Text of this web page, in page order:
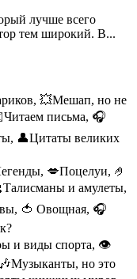
лучше всего
тем широкий. В...
💥Мешап, но не
письма, 🎧
👤Цитаты великих
💋Поцелуи, 🤌
и амулеты,
🍅 Овощная, 🎧
и виды спорта, 👁
но это